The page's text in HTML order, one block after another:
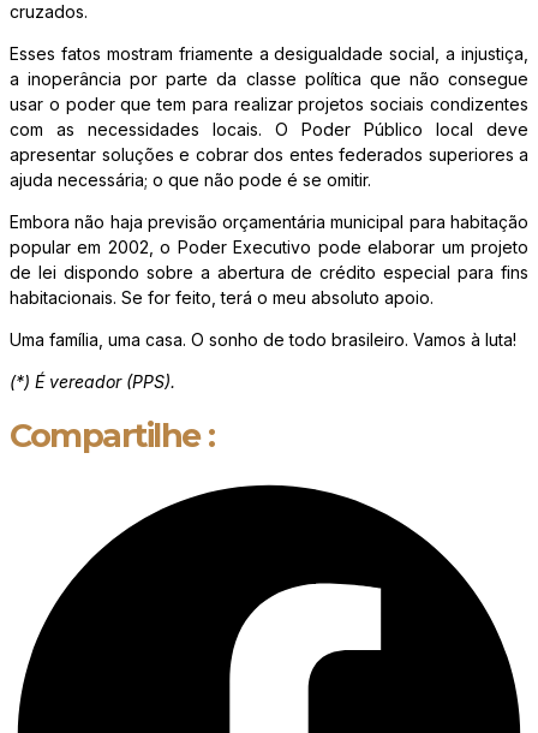
cruzados.
Esses fatos mostram friamente a desigualdade social, a injustiça,
a inoperância por parte da classe política que não consegue
usar o poder que tem para realizar projetos sociais condizentes
com as necessidades locais. O Poder Público local deve
apresentar soluções e cobrar dos entes federados superiores a
ajuda necessária; o que não pode é se omitir.
Embora não haja previsão orçamentária municipal para habitação
popular em 2002, o Poder Executivo pode elaborar um projeto
de lei dispondo sobre a abertura de crédito especial para fins
habitacionais. Se for feito, terá o meu absoluto apoio.
Uma família, uma casa. O sonho de todo brasileiro. Vamos à luta!
(*) É vereador (PPS).
Compartilhe :